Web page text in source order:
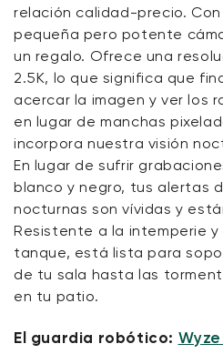
relación calidad-precio.
pequeña pero potente
un regalo. Ofrece una
2.5K, lo que significa que
acercar la imagen y ver los
en lugar de manchas
incorpora nuestra visión
En lugar de sufrir
blanco y negro, tus alertas
nocturnas son vívidas y
Resistente a la intemperie
tanque, está lista para
de tu sala hasta las
en tu patio.
El guardia robótico: